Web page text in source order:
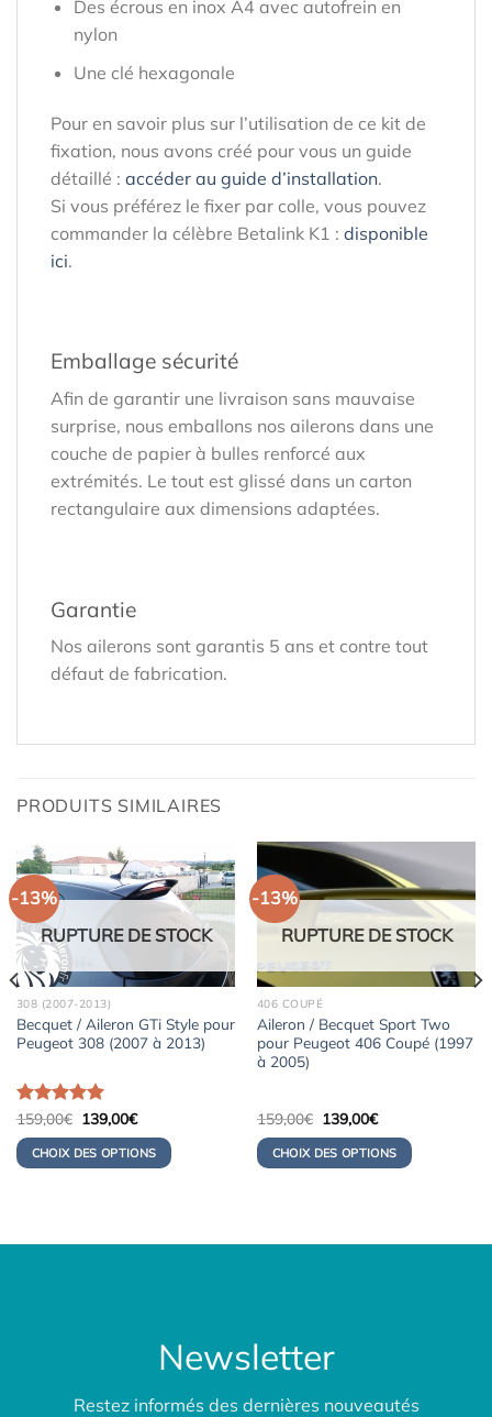
Des écrous en inox A4 avec autofrein en
nylon
Une clé hexagonale
Pour en savoir plus sur l’utilisation de ce kit de
fixation, nous avons créé pour vous un guide
détaillé : accéder au guide d’installation.
Si vous préférez le fixer par colle, vous pouvez
commander la célèbre Betalink K1 : disponible
ici.
Emballage sécurité
Afin de garantir une livraison sans mauvaise
surprise, nous emballons nos ailerons dans une
couche de papier à bulles renforcé aux
extrémités. Le tout est glissé dans un carton
rectangulaire aux dimensions adaptées.
Garantie
Nos ailerons sont garantis 5 ans et contre tout
défaut de fabrication.
PRODUITS SIMILAIRES
-13%
RUPTURE DE STOCK
308 (2007-2013)
Becquet / Aileron GTi Style pour
Peugeot 308 (2007 à 2013)
Note5.00
sur 5
159,00€ Le
initial
était :
159,00€.
139,00€Le
actuel
est :
139,00€.
CHOIX DES OPTIONS
-13%
RUPTURE DE STOCK
406 COUPÉ
Aileron / Becquet Sport Two
pour Peugeot 406 Coupé (1997
à 2005)
159,00€ Le
initial
était :
159,00€.
139,00€Le
actuel
est :
139,00€.
CHOIX DES OPTIONS
Newsletter
Restez informés des dernières nouveautés